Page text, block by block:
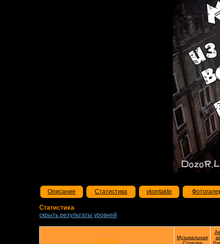
Описание Статистика vkontakte
Статистика
скрыть результаты уровней
КОМАНДЫ
Музыкальная
Стрелка